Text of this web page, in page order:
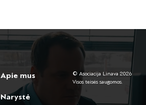
Apie mus
Narystė
© Asociacija Linava 2026
Visos teisės saugomos.